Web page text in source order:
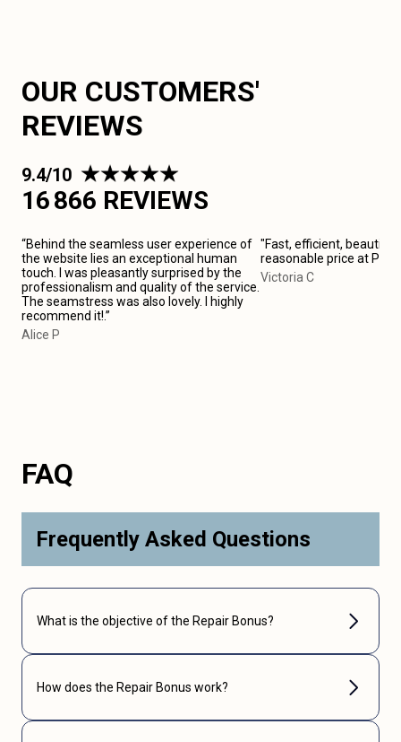
OUR CUSTOMERS'
REVIEWS
9.4/10
16 866 REVIEWS
“Behind the seamless user experience of
the website lies an exceptional human
touch. I was pleasantly surprised by the
professionalism and quality of the service.
The seamstress was also lovely. I highly
recommend it!.”
Alice P
"Fast, efficient, beautiful
reasonable price at
Victoria C
FAQ
Frequently Asked Questions
What is the objective of the Repair Bonus?
How does the Repair Bonus work?